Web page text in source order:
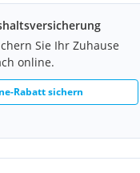
34.000,-- EUR und für
zzgl. 20% USt.
Sie Ihr Zuhause
online.
Rabatt sichern